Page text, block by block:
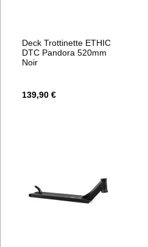
Deck Trottinette ETHIC
DTC Pandora 520mm
Noir
139,90 €